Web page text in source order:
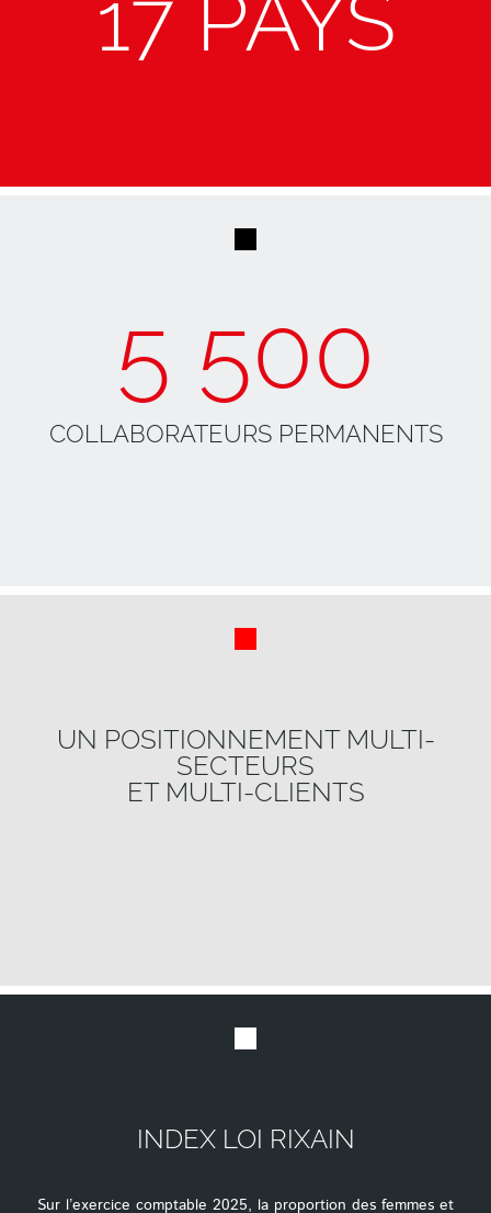
17 PAYS
5 500
COLLABORATEURS PERMANENTS
UN POSITIONNEMENT MULTI-
SECTEURS
ET MULTI-CLIENTS
INDEX LOI RIXAIN
Sur l’exercice comptable 2025, la proportion des femmes et